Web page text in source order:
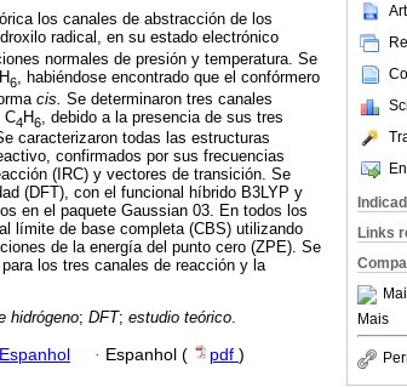
Links
Mais
los canales de abstracción de los
radical, en su estado electrónico
normales de presión y temperatura. Se
H6
, habiéndose encontrado que el confórmero
cis. Se determinaron tres canales
C4H6
, debido a la presencia de sus tres
caracterizaron todas las estructuras
confirmados por sus frecuencias
(IRC) y vectores de transición. Se
(DFT), con el funcional híbrido B3LYP y
en el paquete Gaussian 03. En todos los
límite de base completa (CBS) utilizando
de la energía del punto cero (ZPE). Se
los tres canales de reacción y la
hidrógeno; DFT; estudio teórico.
· Espanhol ( pdf )